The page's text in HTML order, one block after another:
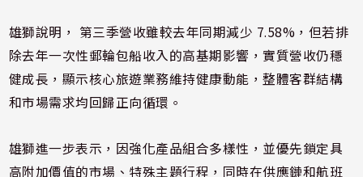
雄獅說明， 第三季營收雖較去年同期減少 7.58%，但若排
除去年一次性郵輪包船收入的高基期影響，實質營收仍穩
健成長，顯示核心旅遊業務維持健康動能，整體客群結構
和市場需求均回歸正向循環。
雄獅進一步表示，因強化產品組合多樣性，並優先鎖定具
高附加價值的市場、特殊主題行程，同時在供應鏈和航班